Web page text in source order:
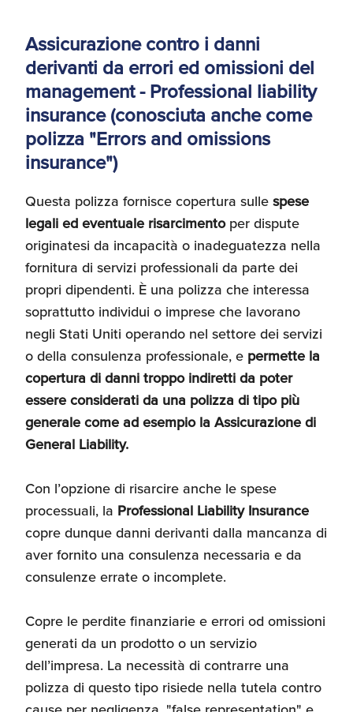
Assicurazione contro i danni
derivanti da errori ed omissioni del
management - Professional liability
insurance (conosciuta anche come
polizza "Errors and omissions
insurance")
Questa polizza fornisce copertura sullespese
legali ed eventuale risarcimentoper dispute
originatesi da incapacità o inadeguatezza nella
fornitura di servizi professionali da parte dei
propri dipendenti. È una polizza che interessa
soprattutto individui o imprese che lavorano
negli Stati Uniti operando nel settore dei servizi
o della consulenza professionale, e permette la
copertura di danni troppo indiretti da poter
essere considerati da una polizza di tipo più
generale come ad esempio la Assicurazione di
General Liability.
Con l’opzione di risarcire anche le spese
processuali, la Professional Liability Insurance
copre dunque danni derivanti dalla mancanza di
aver fornito una consulenza necessaria e da
consulenze errate o incomplete.
Copre le perdite finanziarie e errori od omissioni
generati da un prodotto o un servizio
dell’impresa. La necessità di contrarre una
polizza di questo tipo risiede nella tutela contro